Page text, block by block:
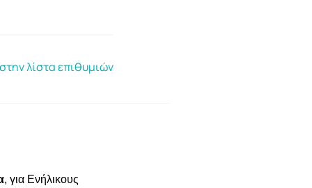
λίστα επιθυμιών
, για Ενήλικους